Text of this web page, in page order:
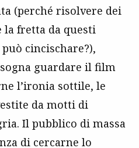
(perché risolvere dei
fretta da questi
cincischare?),
guardare il film
l’ironia sottile, le
da motti di
Il pubblico di massa
di cercarne lo